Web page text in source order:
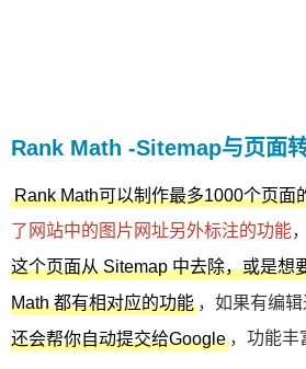
Rank Math -Sitemap与页面
Rank Math可以制作最多1000个页面
了网站中的图片网址另外标注的功能
这个页面从 Sitemap 中去除，或是想
Math 都有相对应的功能 ，如果有编
还会帮你自动提交给Google ，功能丰